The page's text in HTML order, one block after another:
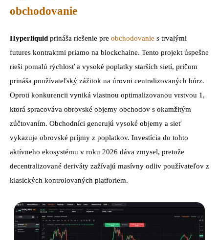
obchodovanie
Hyperliquid prináša riešenie pre obchodovanie s trvalými
futures kontraktmi priamo na blockchaine. Tento projekt úspešne
rieši pomalú rýchlosť a vysoké poplatky starších sietí, pričom
prináša používateľský zážitok na úrovni centralizovaných búrz.
Oproti konkurencii vyniká vlastnou optimalizovanou vrstvou 1,
ktorá spracováva obrovské objemy obchodov s okamžitým
zúčtovaním. Obchodníci generujú vysoké objemy a sieť
vykazuje obrovské príjmy z poplatkov. Investícia do tohto
aktívneho ekosystému v roku 2026 dáva zmysel, pretože
decentralizované deriváty zažívajú masívny odliv používateľov z
klasických kontrolovaných platforiem.